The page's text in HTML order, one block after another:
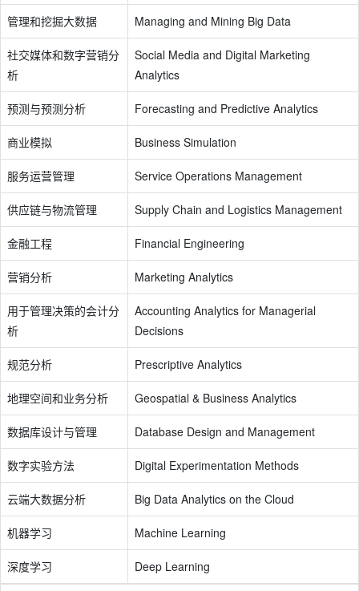
管理和挖掘大数据 Managing and Mining Big Data
社交媒体和数字营销分
析
Social Media and Digital Marketing
Analytics
预测与预测分析 Forecasting and Predictive Analytics
商业模拟 Business Simulation
服务运营管理 Service Operations Management
供应链与物流管理 Supply Chain and Logistics Management
金融工程 Financial Engineering
营销分析 Marketing Analytics
用于管理决策的会计分
析
Accounting Analytics for Managerial
Decisions
规范分析 Prescriptive Analytics
地理空间和业务分析 Geospatial & Business Analytics
数据库设计与管理 Database Design and Management
数字实验方法 Digital Experimentation Methods
云端大数据分析 Big Data Analytics on the Cloud
机器学习 Machine Learning
深度学习 Deep Learning